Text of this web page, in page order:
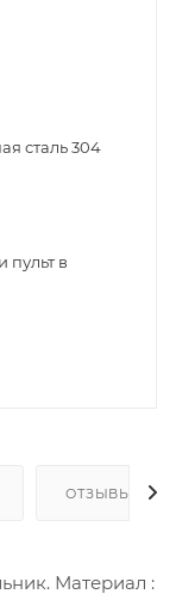
сталь 304
пульт в
ОТЗЫВЫ
Материал :